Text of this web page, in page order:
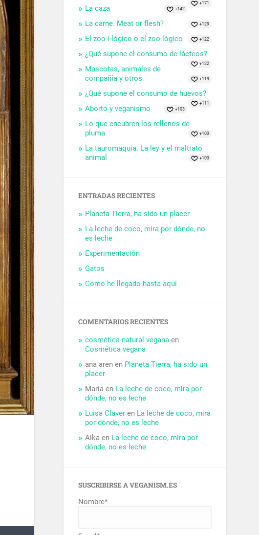
+171
La caza +142
La carne. Meat or flesh? +129
El zoo-i-lógico o el zoo-lógico +122
¿Qué supone el consumo de lácteos?
+122
Mascotas, animales de
compañía y otros
+119
¿Qué supone el consumo de huevos?
+111
Aborto y veganismo +103
Lo que encubren los rellenos de
pluma
+103
La tauromaquia. La ley y el maltrato
animal
+103
ENTRADAS RECIENTES
Planeta Tierra, ha sido un placer
La leche de coco, mira por dónde, no
es leche
Experimentación
Gatos
Cómo he llegado hasta aquí
COMENTARIOS RECIENTES
cosmética natural vegana en
Cosmética vegana
ana aren en Planeta Tierra, ha sido un
placer
María en La leche de coco, mira por
dónde, no es leche
Luisa Claver en La leche de coco, mira
por dónde, no es leche
Aika en La leche de coco, mira por
dónde, no es leche
SUSCRIBIRSE A VEGANISM.ES
Nombre*